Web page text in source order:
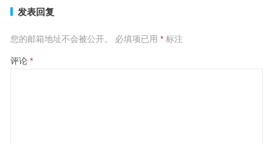
发表回复
您的邮箱地址不会被公开。 必填项已用 *标注
评论 *